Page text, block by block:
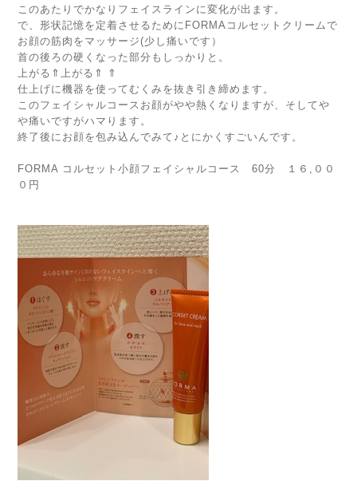
このあたりでかなりフェイスラインに変化が出ます。
で、形状記憶を定着させるためにFORMAコルセットクリームで
お顔の筋肉をマッサージ(少し痛いです）
首の後ろの硬くなった部分もしっかりと。
上がる⇑上がる⇑ ⇑
仕上げに機器を使ってむくみを抜き引き締めます。
このフェイシャルコースお顔がやや熱くなりますが、そしてや
や痛いですがハマります。
終了後にお顔を包み込んでみて♪とにかくすごいんです。
FORMA コルセット小顔フェイシャルコース 60分 １６,００
０円